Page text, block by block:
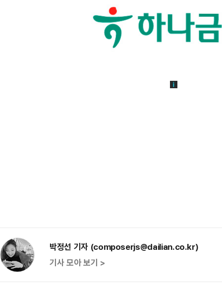
박정선 기자 (composerjs@dailian.co.kr)
기사 모아 보기 >